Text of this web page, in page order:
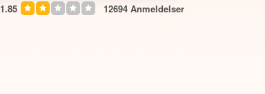
1.85 12694 Anmeldelser